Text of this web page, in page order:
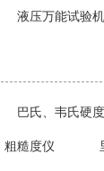
液压万能试验机
巴氏、韦氏硬
粗糙度仪